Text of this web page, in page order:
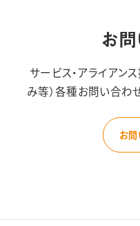
お
サービス・アライアン
み等）各種お問い合わ
お